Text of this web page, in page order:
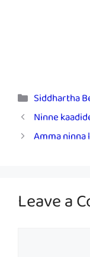
Categories
Siddhartha
Ninne
Amma
Leave a